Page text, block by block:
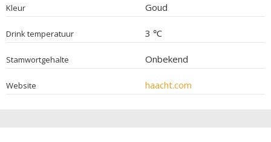
Kleur Goud
Drink temperatuur 3 ℃
Stamwortgehalte Onbekend
Website haacht.com